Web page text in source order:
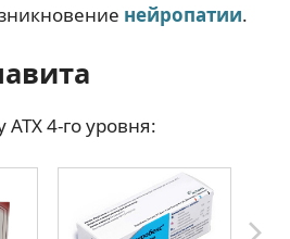
нейропатии.
4-го уровня: